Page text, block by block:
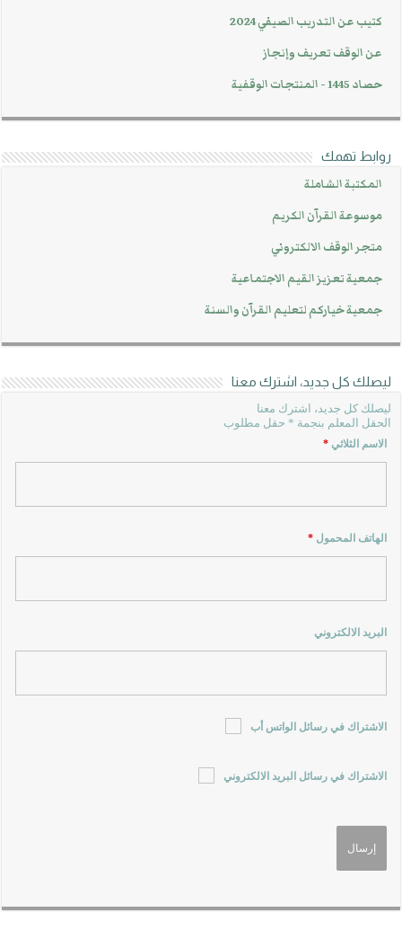
كتيب عن التدريب الصيفي 2024
عن الوقف تعريف وإنجاز
حصاد 1445 - المنتجات الوقفية
روابط تهمك
المكتبة الشاملة
موسوعة القرآن الكريم
متجر الوقف الالكتروني
جمعية تعزيز القيم الاجتماعية
جمعية خياركم لتعليم القرآن والسنة
ليصلك كل جديد، اشترك معنا
ليصلك كل جديد، اشترك معنا
الحقل المعلم بنجمة * حقل مطلوب
الاسم الثلاثي*
الهاتف المحمول*
البريد الالكتروني
الاشتراك في رسائل الواتس أب
الاشتراك في رسائل البريد الالكتروني